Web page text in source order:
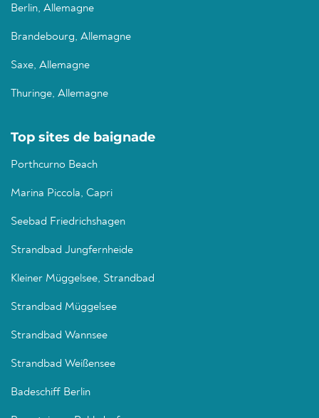
Berlin, Allemagne
Brandebourg, Allemagne
Saxe, Allemagne
Thuringe, Allemagne
Top sites de baignade
Porthcurno Beach
Marina Piccola, Capri
Seebad Friedrichshagen
Strandbad Jungfernheide
Kleiner Müggelsee, Strandbad
Strandbad Müggelsee
Strandbad Wannsee
Strandbad Weißensee
Badeschiff Berlin